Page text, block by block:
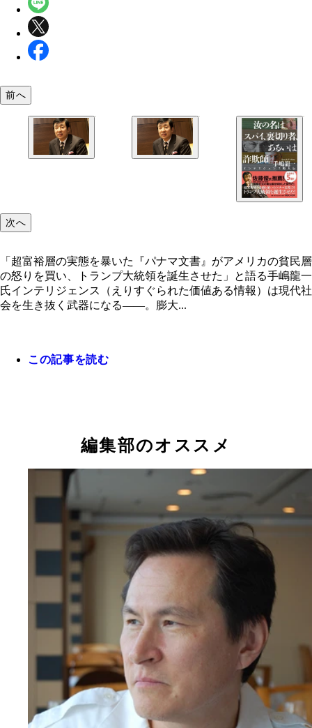
「超富裕層の実態を暴いた『パナマ文書』がアメ
貧民層の怒りを買い、トランプ大統領を誕生させ
前へ
次へ
「超富裕層の実態を暴いた『パナマ文書』がアメリカの貧民層
の怒りを買い、トランプ大統領を誕生させた」と語る手嶋龍一
氏インテリジェンス（えりすぐられた価値ある情報）は現代社
会を生き抜く武器になる――。膨大...
この記事を読む
編集部のオススメ